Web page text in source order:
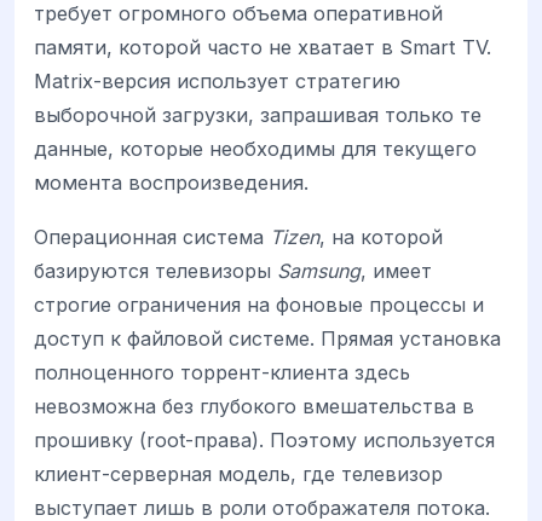
требует огромного объема оперативной
памяти, которой часто не хватает в Smart TV.
Matrix-версия использует стратегию
выборочной загрузки, запрашивая только те
данные, которые необходимы для текущего
момента воспроизведения.
Операционная система Tizen, на которой
базируются телевизоры Samsung, имеет
строгие ограничения на фоновые процессы и
доступ к файловой системе. Прямая установка
полноценного торрент-клиента здесь
невозможна без глубокого вмешательства в
прошивку (root-права). Поэтому используется
клиент-серверная модель, где телевизор
выступает лишь в роли отображателя потока.